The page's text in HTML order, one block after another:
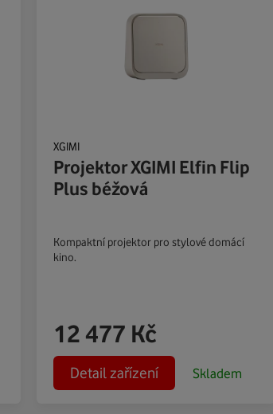
XGIMI
Projektor XGIMI Elfin Flip
Plus béžová
Kompaktní projektor pro stylové domácí
kino.
12 477 Kč
Detail zařízení Skladem